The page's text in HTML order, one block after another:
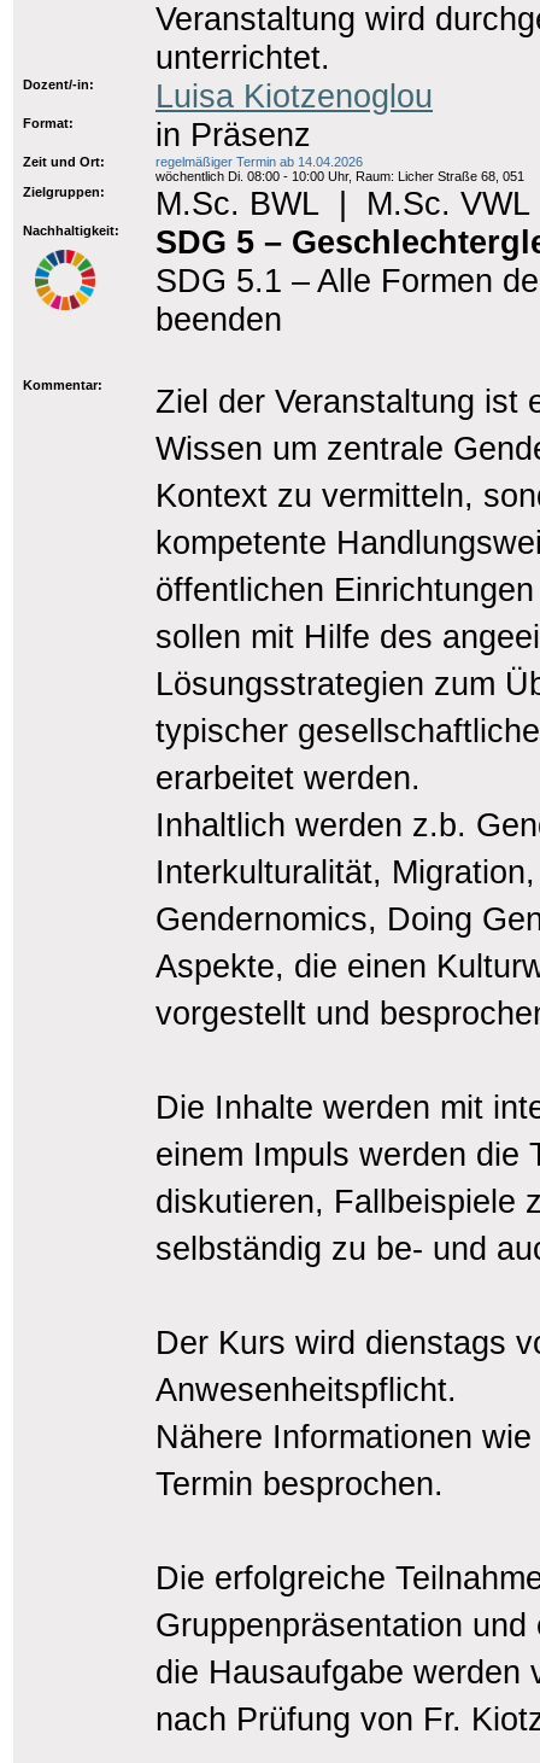
Veranstaltung wird
unterrichtet.
Dozent/-in: Luisa Kiotzenoglou
Format: in Präsenz
Zeit und Ort:
regelmäßiger Termin ab 14.04.2026
wöchentlich Di. 08:00 - 10:00 Uhr, Raum: Licher Straße 68, 051
Zielgruppen:
M.Sc. BWL | M.Sc. VWL
Nachhaltigkeit:
SDG 5 –
SDG 5.1 – Alle Formen
beenden
Kommentar:
Ziel der Veranstaltung ist
Wissen um zentrale
Kontext zu vermitteln,
kompetente
öffentlichen
sollen mit Hilfe des
Lösungsstrategien zum
typischer
erarbeitet werden.
Inhaltlich werden z.b.
Interkulturalität,
Gendernomics, Doing
Aspekte, die einen
vorgestellt und
Die Inhalte werden mit
einem Impuls werden die
diskutieren, Fallbeispiele
selbständig zu be- und
Der Kurs wird dienstags
Anwesenheitspflicht.
Nähere Informationen
Termin besprochen.
Die erfolgreiche
Gruppenpräsentation
die Hausaufgabe werden
nach Prüfung von Fr.